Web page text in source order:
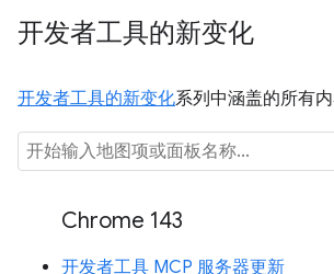
开发者工具的新变化
开发者工具的新变化系列中涵盖的所有内
Chrome 143
开发者工具 MCP 服务器更新